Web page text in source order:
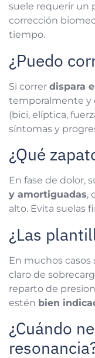
suele requerir un
corrección
tiempo.
¿Puedo
Si correr dispara
temporalmente y
(bici, elíptica,
síntomas y
¿Qué
En fase de dolor,
y amortiguadas,
alto. Evita suelas
¿Las
En muchos
claro de
reparto de
estén bien
¿Cuándo